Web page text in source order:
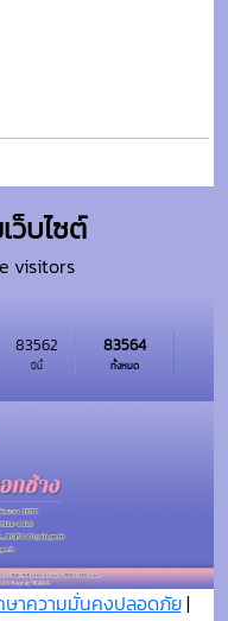
ว็บไซต์
visitors
ปีนี้
83562
ทั้งหมด
83564
ษาความมั่นคงปลอดภัย|